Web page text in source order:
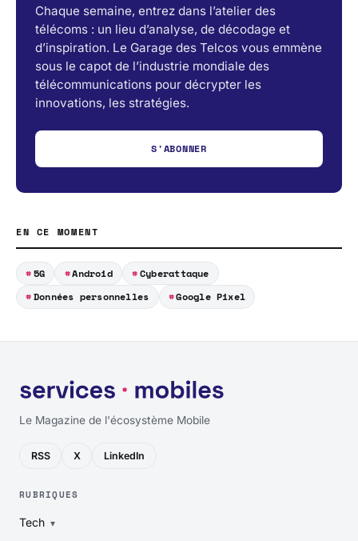
Chaque semaine, entrez dans l’atelier des
télécoms : un lieu d’analyse, de décodage et
d’inspiration. Le Garage des Telcos vous emmène
sous le capot de l’industrie mondiale des
télécommunications pour décrypter les
innovations, les stratégies.
S'ABONNER
EN CE MOMENT
5G Android
Cyberattaque
Données personnelles
Google Pixel
Le Magazine de l'écosystème Mobile
RSS X LinkedIn
RUBRIQUES
Tech